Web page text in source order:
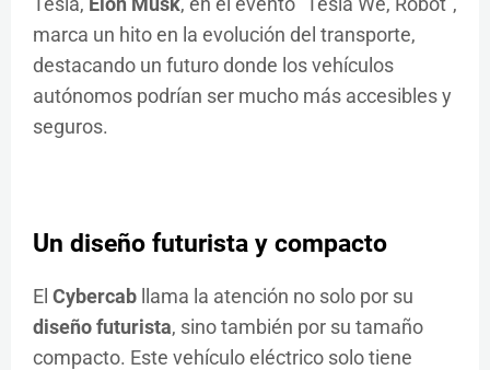
marca un hito en la evolución del transporte,
destacando un futuro donde los vehículos
autónomos podrían ser mucho más accesibles y
seguros.
Un diseño futurista y compacto
El Cybercab llama la atención no solo por su
diseño futurista, sino también por su tamaño
compacto. Este vehículo eléctrico solo tiene